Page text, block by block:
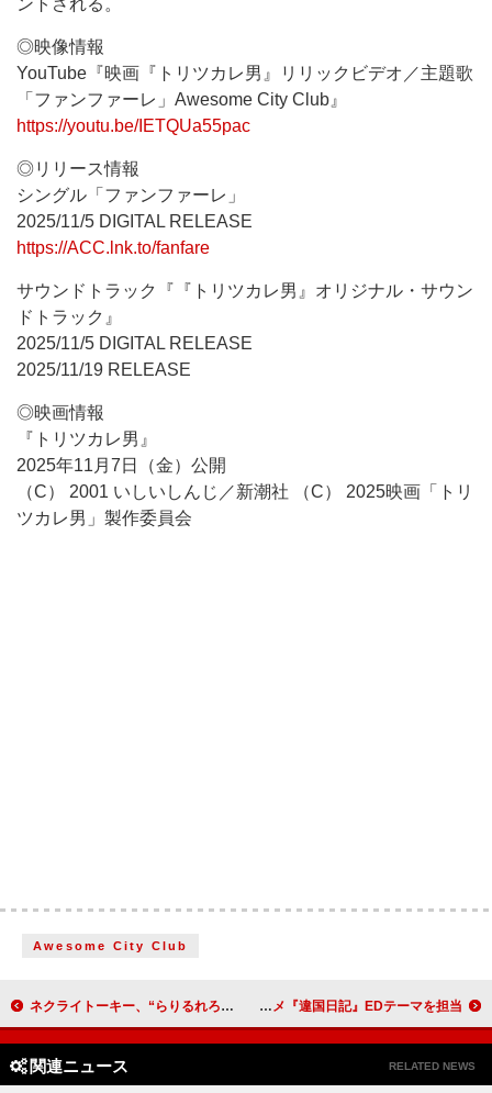
ントされる。
◎映像情報
YouTube『映画『トリツカレ男』リリックビデオ／主題歌
「ファンファーレ」Awesome City Club』
https://youtu.be/IETQUa55pac
◎リリース情報
シングル「ファンファーレ」
2025/11/5 DIGITAL RELEASE
https://ACC.lnk.to/fanfare
サウンドトラック『『トリツカレ男』オリジナル・サウン
ドトラック』
2025/11/5 DIGITAL RELEASE
2025/11/19 RELEASE
◎映画情報
『トリツカレ男』
2025年11月7日（金）公開
（C） 2001 いしいしんじ／新潮社 （C） 2025映画「トリ
ツカレ男」製作委員会
Awesome City Club
ネクライトーキー、“らりるれろ”が押し寄せる「ら行が言えない、言葉が足りない」MV公開 Bialystocks、アニメ『違国日記』EDテーマを担当
関連ニュース RELATED NEWS